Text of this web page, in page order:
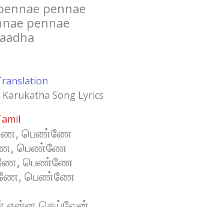
pennae
pennae
பெண்ணே
பெண்ணே
பெண்ணே
பெண்ணே